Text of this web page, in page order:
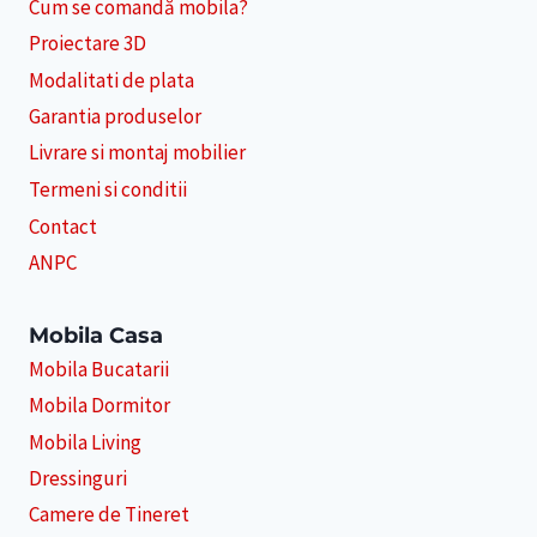
Cum se comandă mobila?
Proiectare 3D
Modalitati de plata
Garantia produselor
Livrare si montaj mobilier
Termeni si conditii
Contact
ANPC
Mobila Casa
Mobila Bucatarii
Mobila Dormitor
Mobila Living
Dressinguri
Camere de Tineret